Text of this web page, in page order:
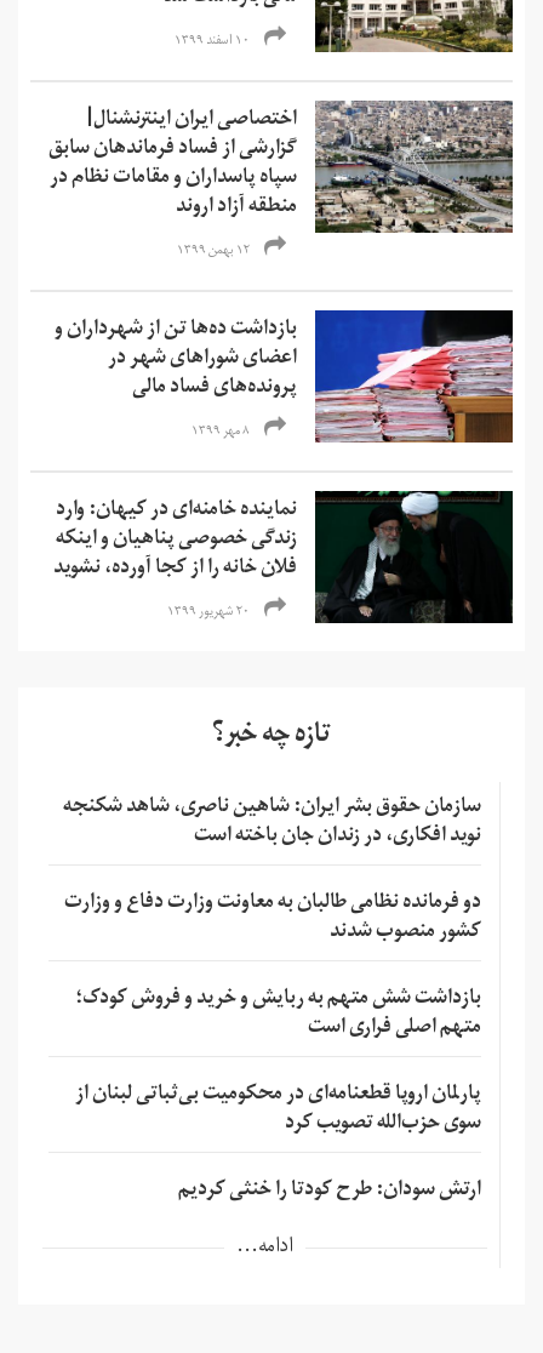
۱۰ اسفند ۱۳۹۹
اختصاصی ایران اینترنشنال|
گزارشی از فساد فرماندهان سابق
سپاه پاسداران و مقامات نظام در
منطقه آزاد اروند
۱۲ بهمن ۱۳۹۹
بازداشت ده‌ها تن از شهرداران و
اعضای شوراهای شهر در
پرونده‌های فساد مالی
۸ مهر ۱۳۹۹
نماینده خامنه‌ای در کیهان: وارد
زندگی خصوصی پناهیان و اینکه
فلان خانه را از کجا آورده، نشوید
۲۰ شهریور ۱۳۹۹
تازه چه خبر؟
سازمان حقوق بشر ایران: شاهین ناصری، شاهد شکنجه
نوید افکاری، در زندان جان باخته است
دو فرمانده نظامی طالبان به معاونت وزارت دفاع و وزارت
کشور منصوب شدند
بازداشت شش متهم به ربایش و خرید و فروش کودک؛
متهم اصلی فراری است
پارلمان اروپا قطعنامه‌ای در محکومیت بی‌ثباتی لبنان از
سوی حزب‌الله تصویب کرد
ارتش سودان: طرح کودتا را خنثی کردیم
ادامه...